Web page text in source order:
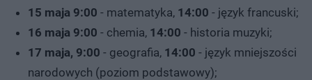
15 maja 9:00 - matematyka, 14:00 - język francuski;
16 maja 9:00 - chemia, 14:00 - historia muzyki;
17 maja, 9:00 - geografia, 14:00 - język mniejszości
narodowych (poziom podstawowy);